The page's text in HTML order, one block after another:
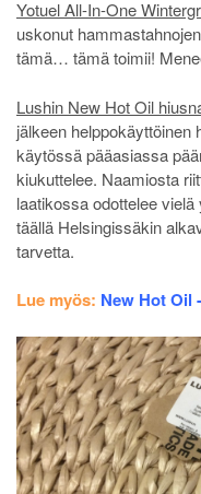
Yotuel All-In-One
uskonut
tämä… tämä toimii!
Lushin New Hot Oil
jälkeen helppokäyttöinen
käytössä pääasiassa
kiukuttelee. Naamiosta
laatikossa odottelee
täällä Helsingissäkin
tarvetta.
Lue myös: New Hot Oil